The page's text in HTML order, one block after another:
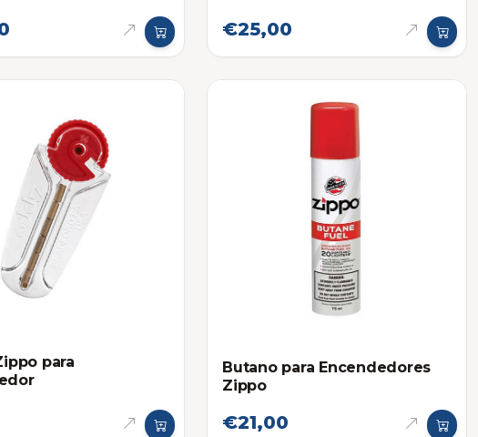
€25,00
para
Butano para Encendedores
Zippo
€21,00